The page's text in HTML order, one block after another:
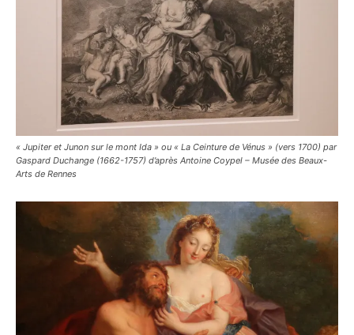
« Jupiter et Junon sur le mont Ida » ou « La Ceinture de Vénus » (vers 1700) par
Gaspard Duchange (1662-1757) d’après Antoine Coypel – Musée des Beaux-
Arts de Rennes